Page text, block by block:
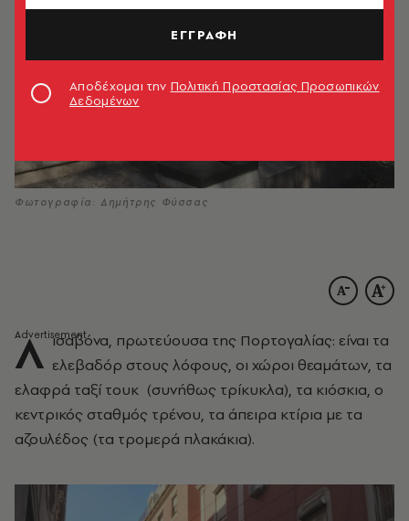
Φωτογραφία: Δημήτρης Φύσσας
Λ ισαβόνα, πρωτεύουσα της Πορτογαλίας: είναι τα
ελεβαδόρ στους λόφους, οι χώροι θεαμάτων, τα
ελαφρά ταξί τουκ (συνήθως τρίκυκλα), τα κιόσκια, ο
κεντρικός σταθμός τρένου, τα άπειρα κτίρια με τα
αζουλέδος (τα τρομερά πλακάκια).
ΕΓΓΡΑΦΗ
Αποδέχομαι την Πολιτική Προστασίας Προσωπικών
Δεδομένων